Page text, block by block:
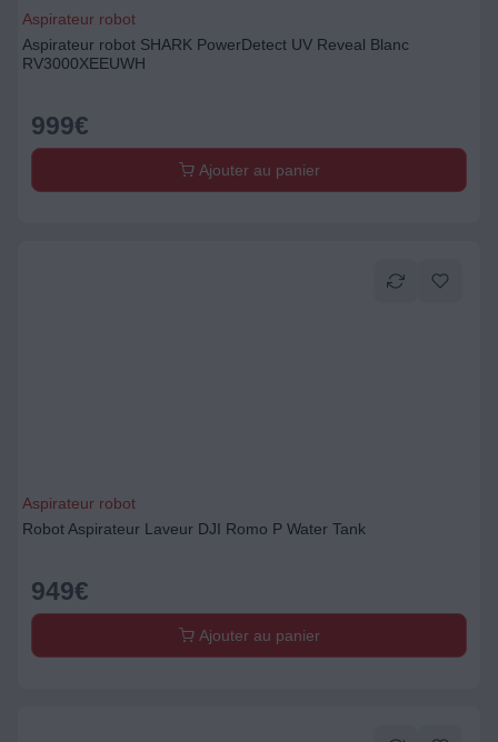
Aspirateur robot
Aspirateur robot SHARK PowerDetect UV Reveal Blanc
RV3000XEEUWH
999€
Ajouter au panier
Aspirateur robot
Robot Aspirateur Laveur DJI Romo P Water Tank
949€
Ajouter au panier